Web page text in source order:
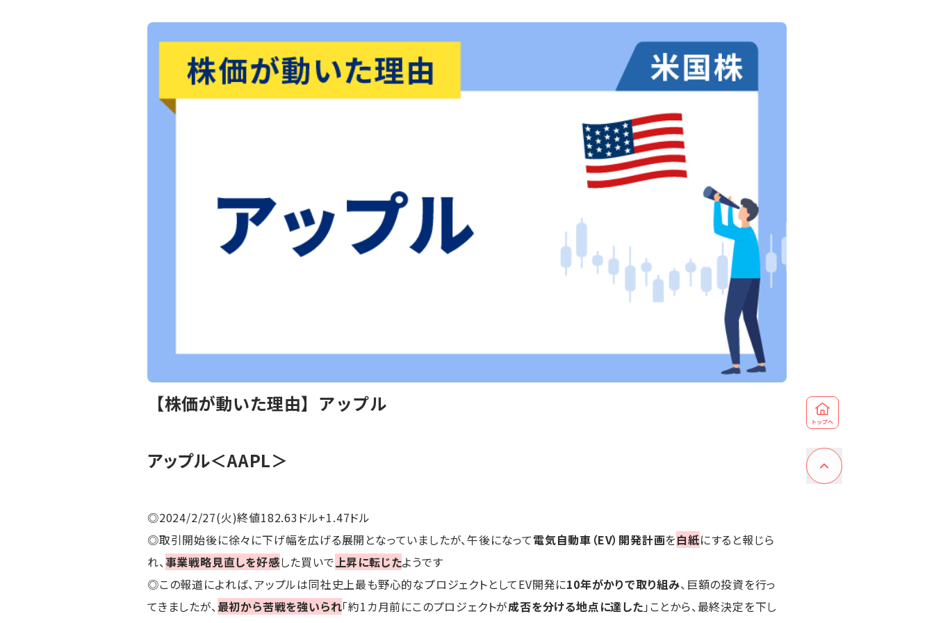
【株価が動いた理由】アップル
アップル＜AAPL＞
◎2024/2/27(火)終値182.63ドル+1.47ドル
◎取引開始後に徐々に下げ幅を広げる展開となっていましたが、午後になって電気自動車（EV）開発計画を白紙にすると報じら
れ、事業戦略見直しを好感した買いで 上昇に転じたようです
◎この報道によれば、アップルは同社史上最も野心的なプロジェクトとしてEV開発に10年がかりで取り組み、巨額の投資を行っ
てきましたが、 最初から苦戦を強いられ「約1カ月前にこのプロジェクトが成否を分ける地点に達した 」ことから、最終決定を下し